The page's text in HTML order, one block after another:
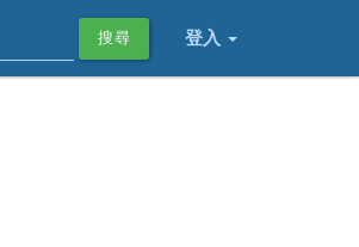
登入
搜尋